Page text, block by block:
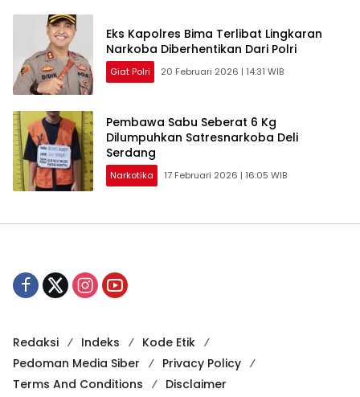
Eks Kapolres Bima Terlibat Lingkaran
Narkoba Diberhentikan Dari Polri
Giat Polri 20 Februari 2026 | 14:31 WIB
Pembawa Sabu Seberat 6 Kg
Dilumpuhkan Satresnarkoba Deli
Serdang
Narkotika 17 Februari 2026 | 16:05 WIB
Redaksi Indeks
Kode Etik
Pedoman Media Siber
Privacy Policy
Terms And Conditions
Disclaimer